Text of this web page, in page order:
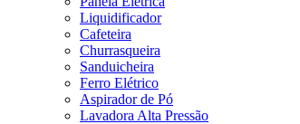
Liquidificador
Cafeteira
Churrasqueira
Sanduicheira
Ferro Elétrico
Aspirador de Pó
Lavadora Alta Pressão